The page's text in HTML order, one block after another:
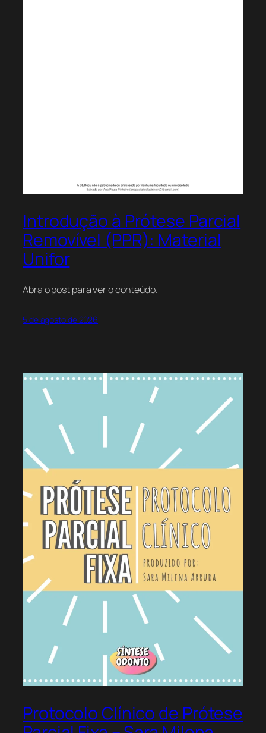
Introdução à Prótese Parcial
Removível (PPR): Material
Unifor
Abra o post para ver o conteúdo.
5 de agosto de 2026
Protocolo Clínico de Prótese